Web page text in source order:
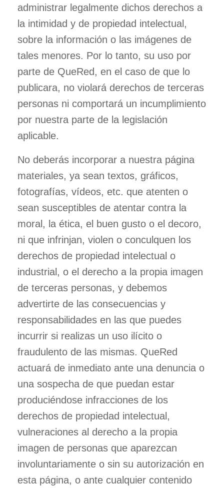
administrar legalmente dichos derechos a
la intimidad y de propiedad intelectual,
sobre la información o las imágenes de
tales menores. Por lo tanto, su uso por
parte de QueRed, en el caso de que lo
publicara, no violará derechos de terceras
personas ni comportará un incumplimiento
por nuestra parte de la legislación
aplicable.
No deberás incorporar a nuestra página
materiales, ya sean textos, gráficos,
fotografías, vídeos, etc. que atenten o
sean susceptibles de atentar contra la
moral, la ética, el buen gusto o el decoro,
ni que infrinjan, violen o conculquen los
derechos de propiedad intelectual o
industrial, o el derecho a la propia imagen
de terceras personas, y debemos
advertirte de las consecuencias y
responsabilidades en las que puedes
incurrir si realizas un uso ilícito o
fraudulento de las mismas. QueRed
actuará de inmediato ante una denuncia o
una sospecha de que puedan estar
produciéndose infracciones de los
derechos de propiedad intelectual,
vulneraciones al derecho a la propia
imagen de personas que aparezcan
involuntariamente o sin su autorización en
esta página, o ante cualquier contenido